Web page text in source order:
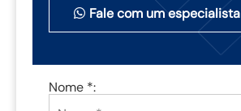
Fale com um especialista
Nome *: